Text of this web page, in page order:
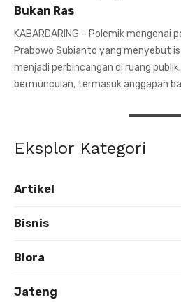
Bukan Ras
KABARDARING – Polemik mengenai
Prabowo Subianto yang menyebut
menjadi perbincangan di ruang
bermunculan, termasuk anggapan
Eksplor Kategori
Artikel
Bisnis
Blora
Jateng